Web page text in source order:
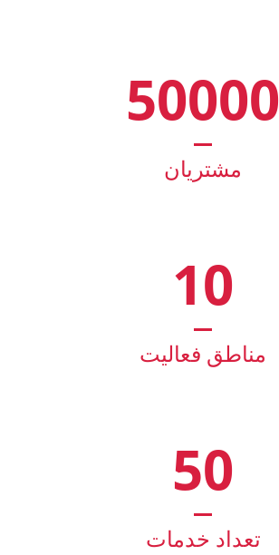
50000
مشتریان
10
مناطق فعالیت
50
تعداد خدمات